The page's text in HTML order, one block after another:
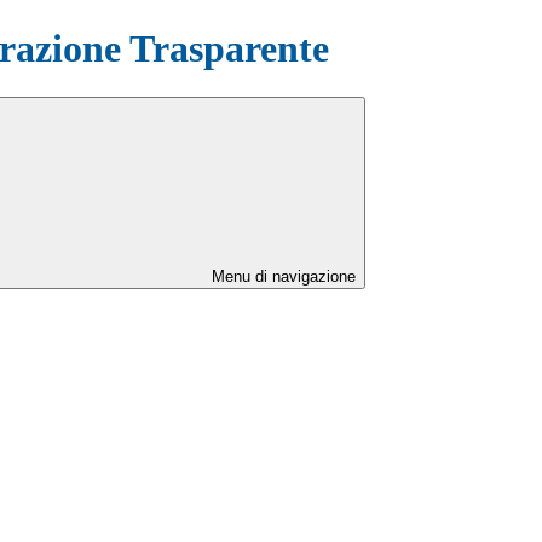
Trasparente
Menu di navigazione